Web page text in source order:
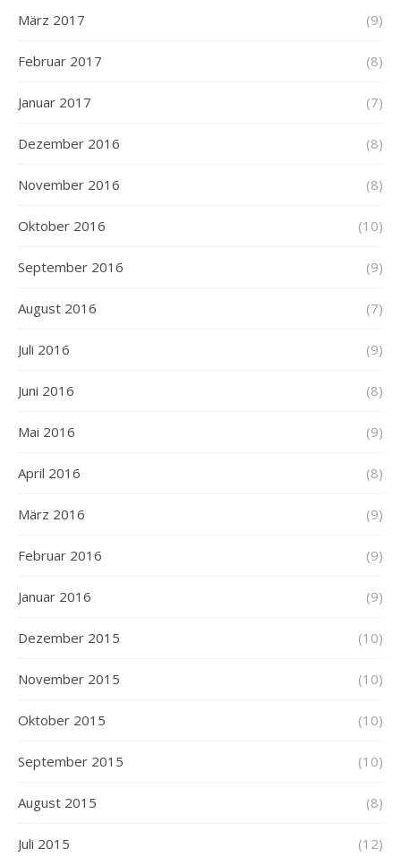
März 2017 (9)
Februar 2017 (8)
Januar 2017 (7)
Dezember 2016 (8)
November 2016 (8)
Oktober 2016 (10)
September 2016 (9)
August 2016 (7)
Juli 2016 (9)
Juni 2016 (8)
Mai 2016 (9)
April 2016 (8)
März 2016 (9)
Februar 2016 (9)
Januar 2016 (9)
Dezember 2015 (10)
November 2015 (10)
Oktober 2015 (10)
September 2015 (10)
August 2015 (8)
Juli 2015 (12)